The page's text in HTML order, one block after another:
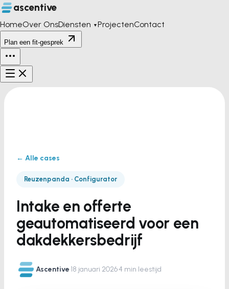
ascentive
HomeOver OnsDiensten ▼ProjectenContact
Plan een fit-gesprek
← Alle cases
Reuzenpanda · Configurator
Intake en offerte
geautomatiseerd voor een
dakdekkersbedrijf
Ascentive·18 januari 2026·4 min leestijd